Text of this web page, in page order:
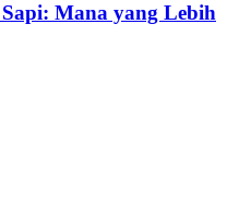
Mana yang Lebih